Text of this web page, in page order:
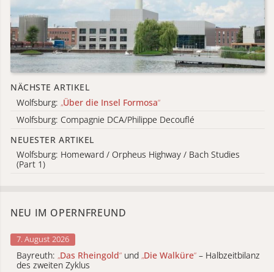
NÄCHSTE ARTIKEL
Wolfsburg: „Über die Insel Formosa“
Wolfsburg: Compagnie DCA/Philippe Decouflé
NEUESTER ARTIKEL
Wolfsburg: Homeward / Orpheus Highway / Bach Studies
(Part 1)
NEU IM OPERNFREUND
7. August 2026
Bayreuth: „Das Rheingold“ und „Die Walküre“ – Halbzeitbilanz
des zweiten Zyklus